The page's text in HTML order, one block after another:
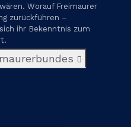
Worauf Freimaurer
zurückführen –
ihr Bekenntnis zum